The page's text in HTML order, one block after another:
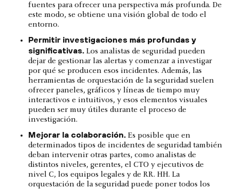
fuentes para ofrecer una perspectiva más profunda. De
este modo, se obtiene una visión global de todo el
entorno.
Permitir investigaciones más profundas y
significativas. Los analistas de seguridad pueden
dejar de gestionar las alertas y comenzar a investigar
por qué se producen esos incidentes. Además, las
herramientas de orquestación de la seguridad suelen
ofrecer paneles, gráficos y líneas de tiempo muy
interactivos e intuitivos, y esos elementos visuales
pueden ser muy útiles durante el proceso de
investigación.
Mejorar la colaboración. Es posible que en
determinados tipos de incidentes de seguridad también
deban intervenir otras partes, como analistas de
distintos niveles, gerentes, el CTO y ejecutivos de
nivel C, los equipos legales y de RR. HH. La
orquestación de la seguridad puede poner todos los